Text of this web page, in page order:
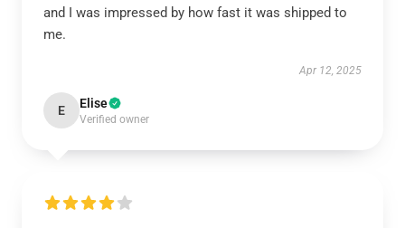
and I was impressed by how fast it was shipped to
me.
Apr 12, 2025
E Elise
Verified owner